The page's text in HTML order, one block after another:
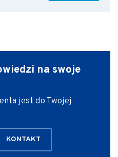
na swoje
jest do Twojej
KONTAKT